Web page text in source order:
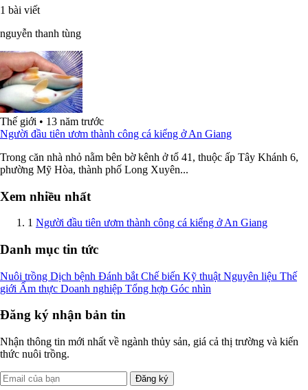
1 bài viết
nguyễn thanh tùng
Thế giới • 13 năm trước
Người đầu tiên ươm thành công cá kiểng ở An Giang
Trong căn nhà nhỏ nằm bên bờ kênh ở tổ 41, thuộc ấp Tây Khánh 6,
phường Mỹ Hòa, thành phố Long Xuyên...
Xem nhiều nhất
1 Người đầu tiên ươm thành công cá kiểng ở An Giang
Danh mục tin tức
Nuôi trồng Dịch bệnh Đánh bắt Chế biến Kỹ thuật Nguyên liệu Thế
giới Ẩm thực Doanh nghiệp Tổng hợp Góc nhìn
Đăng ký nhận bản tin
Nhận thông tin mới nhất về ngành thủy sản, giá cả thị trường và kiến
thức nuôi trồng.
Đăng ký